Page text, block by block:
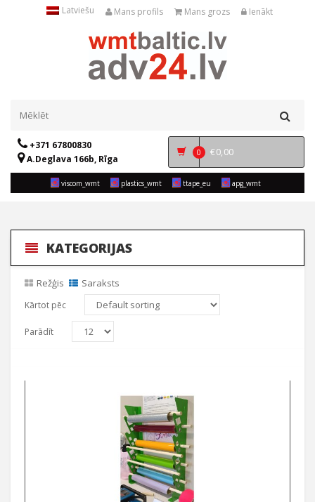
Latviešu Mans profils Mans grozs Ienākt
+371 67800830
A.Deglava 166b, Rīga
0 €0,00
viscom_wmt plastics_wmt ttape_eu apg_wmt
KATEGORIJAS
Režģis Saraksts
Kārtot pēc
Parādīt